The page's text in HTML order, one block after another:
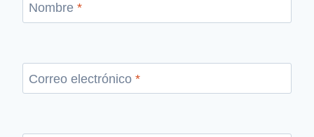
Nombre *
Correo electrónico *